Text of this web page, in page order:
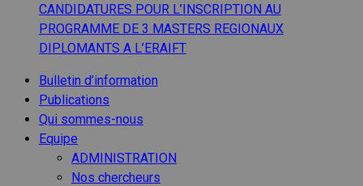
CANDIDATURES POUR L’INSCRIPTION AU
PROGRAMME DE 3 MASTERS REGIONAUX
DIPLOMANTS A L’ERAIFT
Bulletin d’information
Publications
Qui sommes-nous
Equipe
ADMINISTRATION
Nos chercheurs